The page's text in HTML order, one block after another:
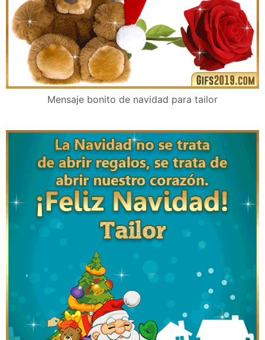
Mensaje bonito de navidad para tailor